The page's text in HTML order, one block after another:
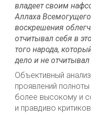
владеет своим
Аллаха
воскрешения
отчитывал себя в
того народа,
дело и не отчитывал
Объективный
проявлений
более высокому и
и правдиво